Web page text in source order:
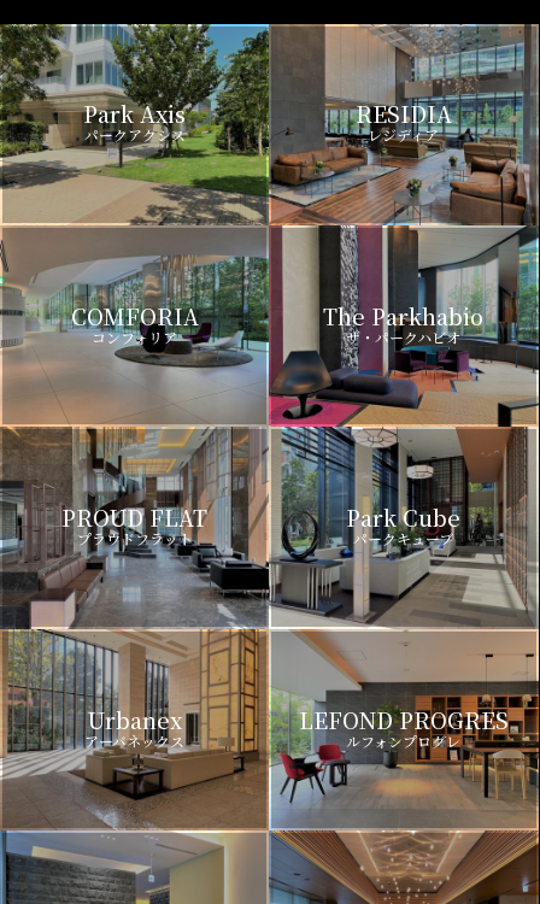
Park Axis
パークアクシス
RESIDIA
レジディア
COMFORIA
コンフォリア
The Parkhabio
ザ・パークハビオ
PROUD FLAT
プラウドフラット
Park Cube
パークキューブ
Urbanex
アーバネックス
LEFOND PROGRES
ルフォンプログレ